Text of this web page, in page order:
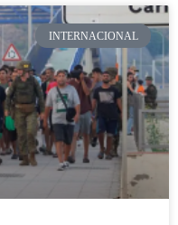
INTERNACIONAL